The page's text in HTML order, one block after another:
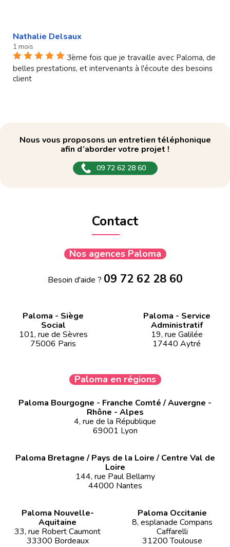
Nathalie Delsaux
1 mois
3ème fois que je travaille avec Paloma, de
belles prestations, et intervenants à l'écoute des besoins
client
Nous vous proposons un entretien téléphonique
afin d’aborder votre projet !
09 72 62 28 60
Contact
Nos agences Paloma
Besoin d'aide ? 09 72 62 28 60
Paloma - Siège
Social
101, rue de Sèvres
75006 Paris
Paloma - Service
Administratif
19, rue Galilée
17440 Aytré
Paloma en régions
Paloma Bourgogne - Franche Comté / Auvergne -
Rhône - Alpes
4, rue de la République
69001 Lyon
Paloma Bretagne / Pays de la Loire / Centre Val de
Loire
144, rue Paul Bellamy
44000 Nantes
Paloma Nouvelle-
Aquitaine
33, rue Robert Caumont
33300 Bordeaux
Paloma Occitanie
8, esplanade Compans
Caffarelli
31200 Toulouse